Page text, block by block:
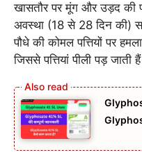
खासतौर पर मूंग और उड़द
अवस्था (18 से 28 दिन की)
पौधे की कोमल पत्तियों पर
जिससे पत्तियां पीली पड़ जाती